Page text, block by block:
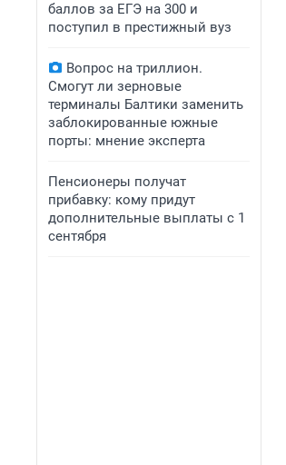
баллов за ЕГЭ на 300 и
поступил в престижный вуз
Вопрос на триллион.
Смогут ли зерновые
терминалы Балтики заменить
заблокированные южные
порты: мнение эксперта
Пенсионеры получат
прибавку: кому придут
дополнительные выплаты с 1
сентября